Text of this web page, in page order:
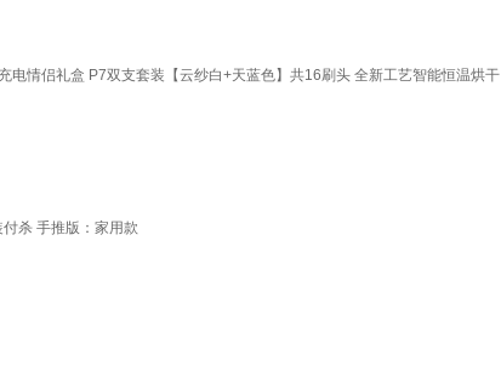
情侣礼盒 P7双支套装【云纱白+天蓝色】共16刷头 全新工艺智能恒温烘干
杀 手推版：家用款